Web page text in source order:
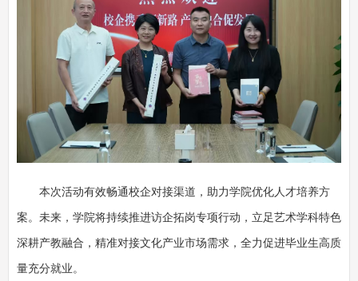
本次活动有效畅通校企对接渠道，助力学院优化人才培养方
案。 未来 ，学院将持续推进访企拓岗专项行动，立足艺术学科特色
深耕产教融合，精准对接文化产业市场需求，全力促进毕业生高质
量充分就业。